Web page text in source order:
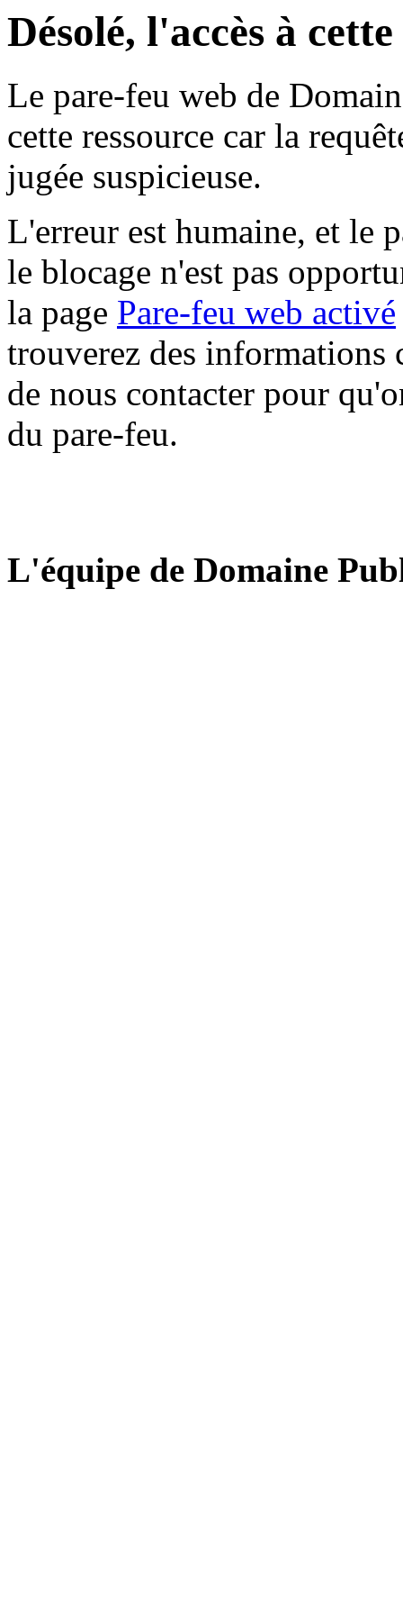
Désolé, l'accès à
Le pare-feu web de
cette ressource car la
jugée suspicieuse.
L'erreur est humaine, et le
le blocage n'est pas
la page Pare-feu web activé
trouverez des informations
de nous contacter pour
du pare-feu.
L'équipe de Domaine